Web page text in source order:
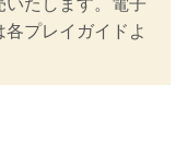
けるなど、新たな取り
でご案内いたします。
不便をおかけいたしま
来場・ご観戦いただけ
たします。電子
プレイガイドよ